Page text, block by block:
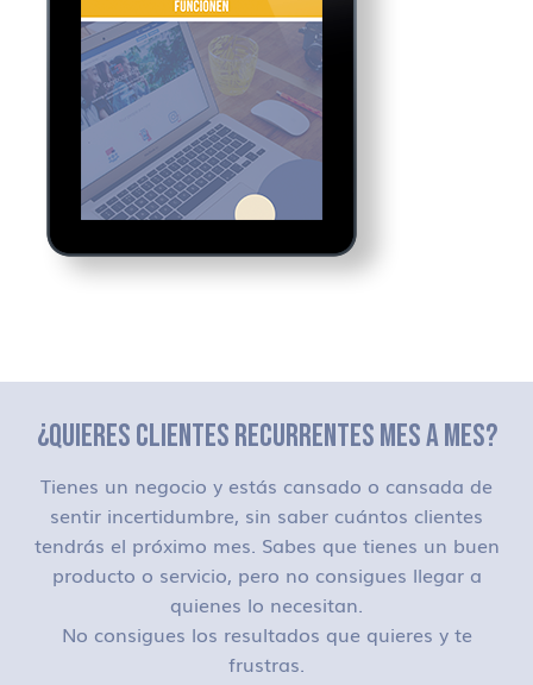
¿QUIERES CLIENTES RECURRENTES MES A MES?
Tienes un negocio y estás cansado o cansada de
sentir incertidumbre, sin saber cuántos clientes
tendrás el próximo mes. Sabes que tienes un buen
producto o servicio, pero no consigues llegar a
quienes lo necesitan.
No consigues los resultados que quieres y te
frustras.